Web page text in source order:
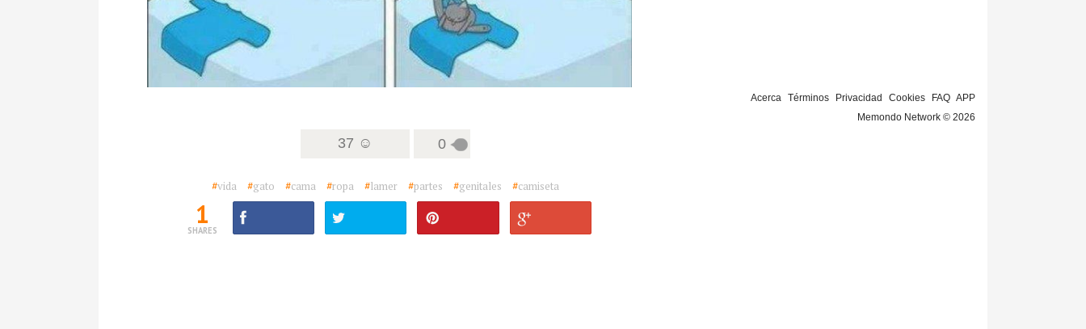
37 ☺ 0
#vida #gato #cama #ropa #lamer #partes #genitales #camiseta
1
SHARES
Acerca Términos Privacidad Cookies FAQ APP
Memondo Network © 2026